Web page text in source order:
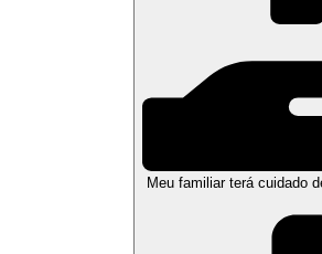
Meu familiar terá cuidado